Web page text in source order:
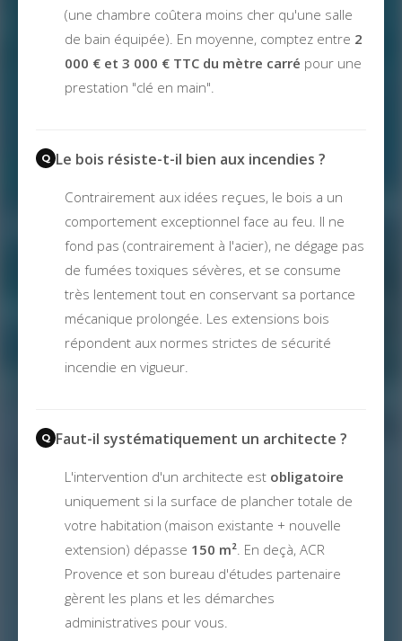
(une chambre coûtera moins cher qu'une salle
de bain équipée). En moyenne, comptez entre 2
000 € et 3 000 € TTC du mètre carré pour une
prestation "clé en main".
Le bois résiste-t-il bien aux incendies ?
Contrairement aux idées reçues, le bois a un
comportement exceptionnel face au feu. Il ne
fond pas (contrairement à l'acier), ne dégage pas
de fumées toxiques sévères, et se consume
très lentement tout en conservant sa portance
mécanique prolongée. Les extensions bois
répondent aux normes strictes de sécurité
incendie en vigueur.
Faut-il systématiquement un architecte ?
L'intervention d'un architecte est obligatoire
uniquement si la surface de plancher totale de
votre habitation (maison existante + nouvelle
extension) dépasse 150 m². En deçà, ACR
Provence et son bureau d'études partenaire
gèrent les plans et les démarches
administratives pour vous.